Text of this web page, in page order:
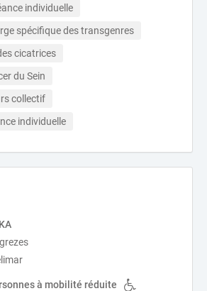
individuelle
spécifique des transgenres
cicatrices
du Sein
collectif
individuelle
à mobilité réduite